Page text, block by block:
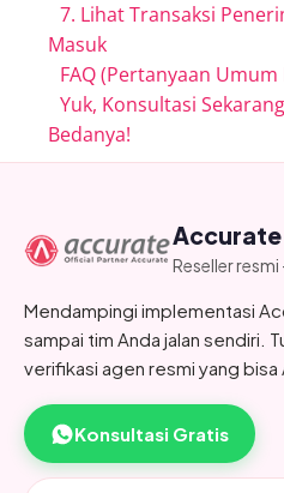
7. Lihat Transaksi
Masuk
FAQ (Pertanyaan Umum
Yuk, Konsultasi
Bedanya!
Reseller
Mendampingi implementasi
sampai tim Anda jalan sendiri.
verifikasi agen resmi yang bisa
Konsultasi Gratis